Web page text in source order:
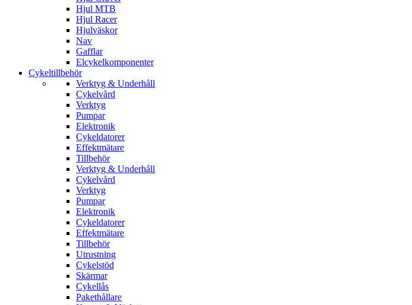
Hjul MTB
Hjul Racer
Hjulväskor
Nav
Gafflar
Elcykelkomponenter
Cykeltillbehör
Verktyg & Underhåll
Cykelvård
Verktyg
Pumpar
Elektronik
Cykeldatorer
Effektmätare
Tillbehör
Verktyg & Underhåll
Cykelvård
Verktyg
Pumpar
Elektronik
Cykeldatorer
Effektmätare
Tillbehör
Utrustning
Cykelstöd
Skärmar
Cykellås
Pakethållare